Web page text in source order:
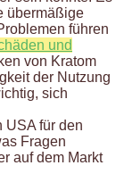
übermäßige
führen
und
von Kratom
der Nutzung
sich
USA für den
Fragen
auf dem Markt